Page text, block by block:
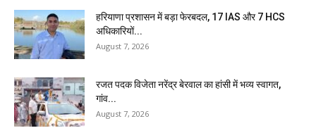
हरियाणा प्रशासन में बड़ा फेरबदल, 17 IAS और 7 HCS
अधिकारियों...
August 7, 2026
रजत पदक विजेता नरेंद्र बेरवाल का हांसी में भव्य स्वागत,
गांव...
August 7, 2026